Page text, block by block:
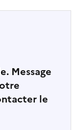
Message
le